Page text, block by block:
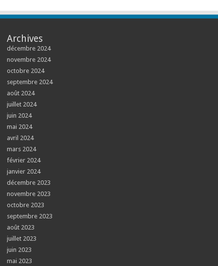
Archives
décembre 2024
novembre 2024
octobre 2024
septembre 2024
août 2024
juillet 2024
juin 2024
mai 2024
avril 2024
mars 2024
février 2024
janvier 2024
décembre 2023
novembre 2023
octobre 2023
septembre 2023
août 2023
juillet 2023
juin 2023
mai 2023